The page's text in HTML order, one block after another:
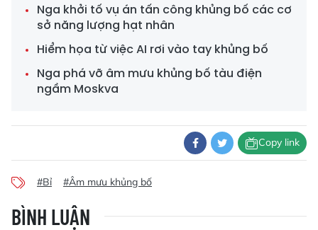
Nga khởi tố vụ án tấn công khủng bố các cơ
sở năng lượng hạt nhân
Hiểm họa từ việc AI rơi vào tay khủng bố
Nga phá vỡ âm mưu khủng bố tàu điện
ngầm Moskva
Copy link
#Bỉ #Âm mưu khủng bố
BÌNH LUẬN